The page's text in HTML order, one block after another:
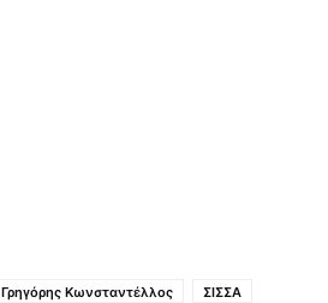
Γρηγόρης Κωνσταντέλλος ΣΙΣΣΑ